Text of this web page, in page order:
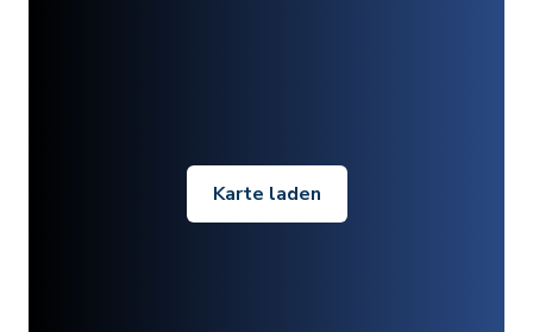
Karte laden